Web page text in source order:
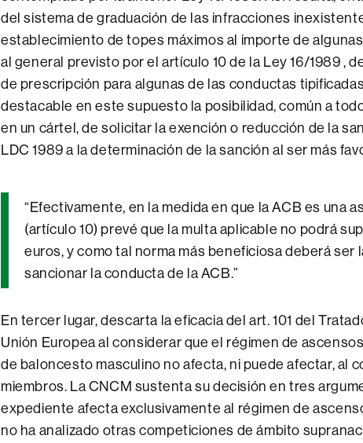
del sistema de graduación de las infracciones
establecimiento de topes máximos al importe de
al general previsto por el artículo 10 de la Ley 16/1989 ,
de prescripción para algunas de las conductas
destacable en este supuesto la posibilidad, común a
en un cártel, de solicitar la exención o reducción de la
LDC 1989 a la determinación de la sanción al ser más
“Efectivamente, en la medida en que la ACB es una
(artículo 10) prevé que la multa aplicable no podrá
euros, y como tal norma más beneficiosa deberá ser
sancionar la conducta de la ACB.”
En tercer lugar, descarta la eficacia del art. 101 del
Unión Europea al considerar que el régimen de
de baloncesto masculino no afecta, ni puede afectar, al
miembros. La CNCM sustenta su decisión en tres
expediente afecta exclusivamente al régimen de
no ha analizado otras competiciones de ámbito